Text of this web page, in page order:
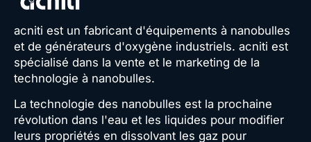
acniti est un fabricant d'équipements à nanobulles
et de générateurs d'oxygène industriels. acniti est
spécialisé dans la vente et le marketing de la
technologie à nanobulles.
La technologie des nanobulles est la prochaine
révolution dans l'eau et les liquides pour modifier
leurs propriétés en dissolvant les gaz pour